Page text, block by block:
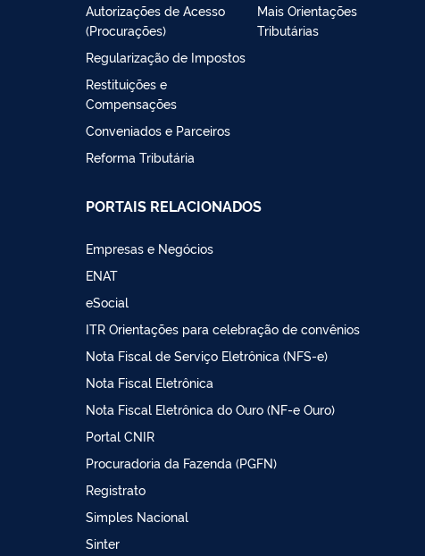
Autorizações de Acesso
(Procurações)
Regularização de Impostos
Restituições e
Compensações
Conveniados e Parceiros
Reforma Tributária
Mais Orientações
Tributárias
PORTAIS RELACIONADOS
Empresas e Negócios
ENAT
eSocial
ITR Orientações para celebração de convênios
Nota Fiscal de Serviço Eletrônica (NFS-e)
Nota Fiscal Eletrônica
Nota Fiscal Eletrônica do Ouro (NF-e Ouro)
Portal CNIR
Procuradoria da Fazenda (PGFN)
Registrato
Simples Nacional
Sinter